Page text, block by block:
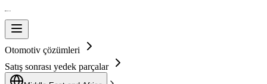
Otomotiv çözümleri
Satış sonrası yedek parçalar